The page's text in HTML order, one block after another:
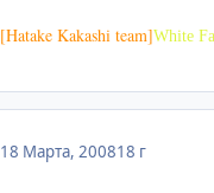
[Hatake Kakashi team]White
18 Марта, 200818 г